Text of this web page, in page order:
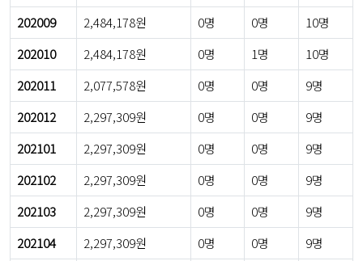
202009
2,484,178원 0명 0명
10명
202010
2,484,178원 0명 1명
10명
202011
2,077,578원 0명 0명
9명
202012
2,297,309원 0명 0명
9명
202101
2,297,309원 0명 0명
9명
202102
2,297,309원 0명 0명
9명
202103
2,297,309원 0명 0명
9명
202104
2,297,309원 0명 0명
9명